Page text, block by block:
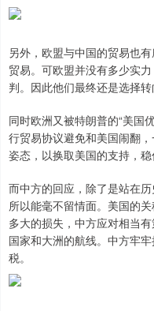
另外，欧盟与中国的贸易也
贸易。可欧盟并没有多少实
判。因此他们最终还是选择转
同时欧洲又被特朗普的“美国
行贸易协议避免和美国闹翻
姿态，以换取美国的支持，稳
而中方的回应，除了是站在
所以能毫不留情面。美国的
多大的损失，中方应对相当
国家和大洲的航线。中方牢
税。